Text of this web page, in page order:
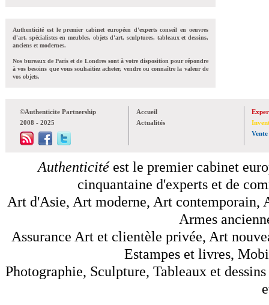
Authenticité est le premier cabinet européen d'experts conseil en oeuvres
d'art, spécialistes en meubles, objets d'art, sculptures, tableaux et dessins,
anciens et modernes.
Nos bureaux de Paris et de Londres sont à votre disposition pour répondre
à vos besoins que vous souhaitiez acheter, vendre ou connaître la valeur de
vos objets.
©Authenticite Partnership
2008 - 2025
Accueil
Actualités
Vente
Authenticitéest le premier cabinet
cinquantaine d'experts et de
Art d'Asie, Art moderne, Art contemporain,
Armes
Assurance Art et clientèle privée, Art
Estampes et livres,
Photographie, Sculpture, Tableaux et